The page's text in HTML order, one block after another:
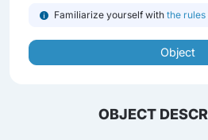
Familiarize yourself with the
Object
OBJECT